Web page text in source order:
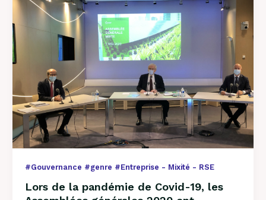
#Gouvernance #genre #Entreprise - Mixité - RSE
Lors de la pandémie de Covid-19, les
de
Assemblées
générales
2020
ont
consacré
place
de